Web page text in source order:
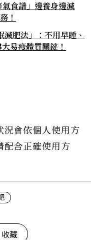
食譜」邊養身邊減
！
肥法」：不用早睡、
易瘦體質關鍵！
況會依個人使用方
配合正確使用方
收藏